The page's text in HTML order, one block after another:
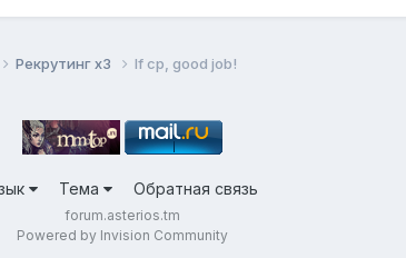
Рекрутинг x3 lf cp, good job!
Тема Обратная связь
forum.asterios.tm
Powered by Invision Community